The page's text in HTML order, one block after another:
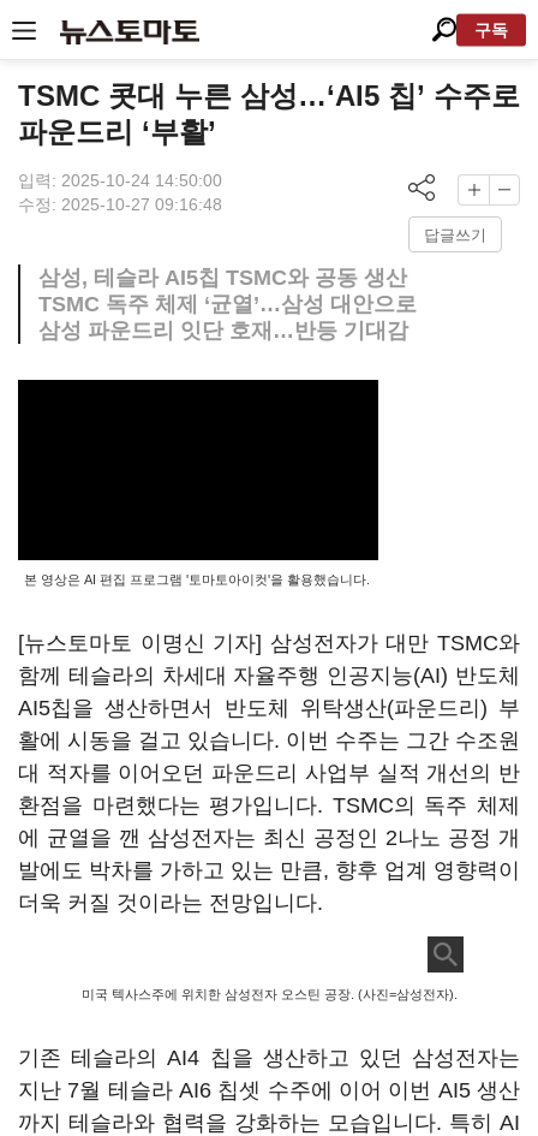
구독
TSMC 콧대 누른 삼성…‘AI5 칩’ 수주로
파운드리 ‘부활’
입력: 2025-10-24 14:50:00
수정: 2025-10-27 09:16:48
답글쓰기
삼성, 테슬라 AI5칩 TSMC와 공동 생산
TSMC 독주 체제 ‘균열’…삼성 대안으로
삼성 파운드리 잇단 호재…반등 기대감
본 영상은 AI 편집 프로그램 '토마토아이컷'을 활용했습니다.
[뉴스토마토 이명신 기자] 삼성전자가 대만 TSMC와
함께 테슬라의 차세대 자율주행 인공지능(AI) 반도체
AI5칩을 생산하면서 반도체 위탁생산(파운드리) 부
활에 시동을 걸고 있습니다. 이번 수주는 그간 수조원
대 적자를 이어오던 파운드리 사업부 실적 개선의 반
환점을 마련했다는 평가입니다. TSMC의 독주 체제
에 균열을 깬 삼성전자는 최신 공정인 2나노 공정 개
발에도 박차를 가하고 있는 만큼, 향후 업계 영향력이
더욱 커질 것이라는 전망입니다.
미국 텍사스주에 위치한 삼성전자 오스틴 공장. (사진=삼성전자).
기존 테슬라의 AI4 칩을 생산하고 있던 삼성전자는
지난 7월 테슬라 AI6 칩셋 수주에 이어 이번 AI5 생산
까지 테슬라와 협력을 강화하는 모습입니다. 특히 AI